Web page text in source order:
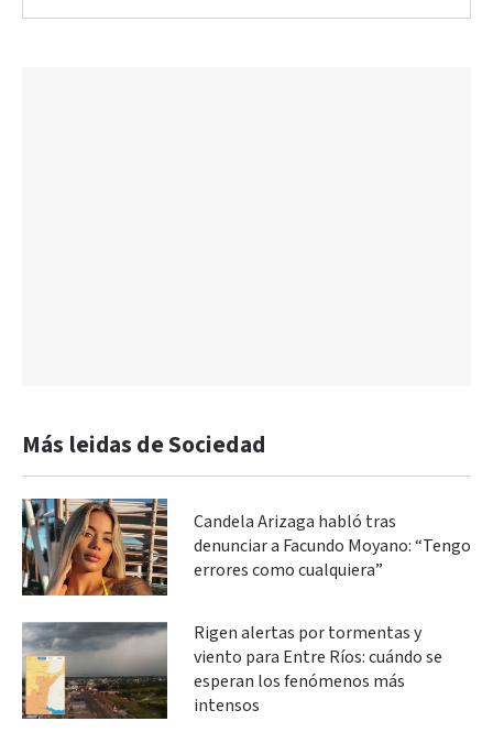
Más leidas de Sociedad
Candela Arizaga habló tras
denunciar a Facundo Moyano: “Tengo
errores como cualquiera”
Rigen alertas por tormentas y
viento para Entre Ríos: cuándo se
esperan los fenómenos más
intensos